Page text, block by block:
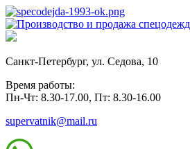
Санкт-Петербург, ул. Седова, 10
Время работы:
Пн-Чт: 8.30-17.00, Пт: 8.30-16.00
supervatnik@mail.ru